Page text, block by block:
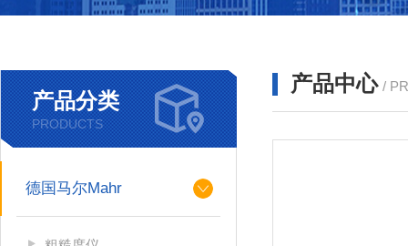
产品分类
PRODUCTS
德国马尔Mahr
产品中心 /